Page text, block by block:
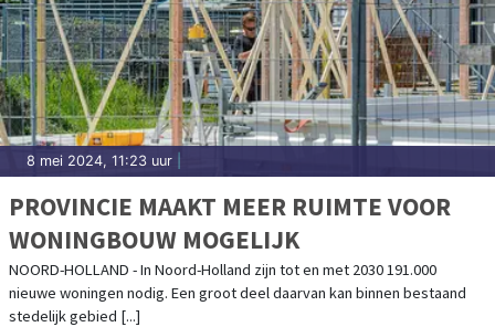
8 mei 2024, 11:23 uur
PROVINCIE MAAKT MEER RUIMTE VOOR
WONINGBOUW MOGELIJK
NOORD-HOLLAND - In Noord-Holland zijn tot en met 2030 191.000
nieuwe woningen nodig. Een groot deel daarvan kan binnen bestaand
stedelijk gebied [...]